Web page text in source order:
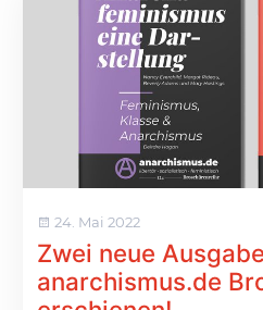
24. Mai 2022
Zwei neue
anarchismus.de